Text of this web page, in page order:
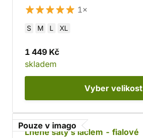
1×
S M L XL
1 449 Kč
skladem
Vyber velikost
Pouze v imago
Lněné šaty s laclem - fialové